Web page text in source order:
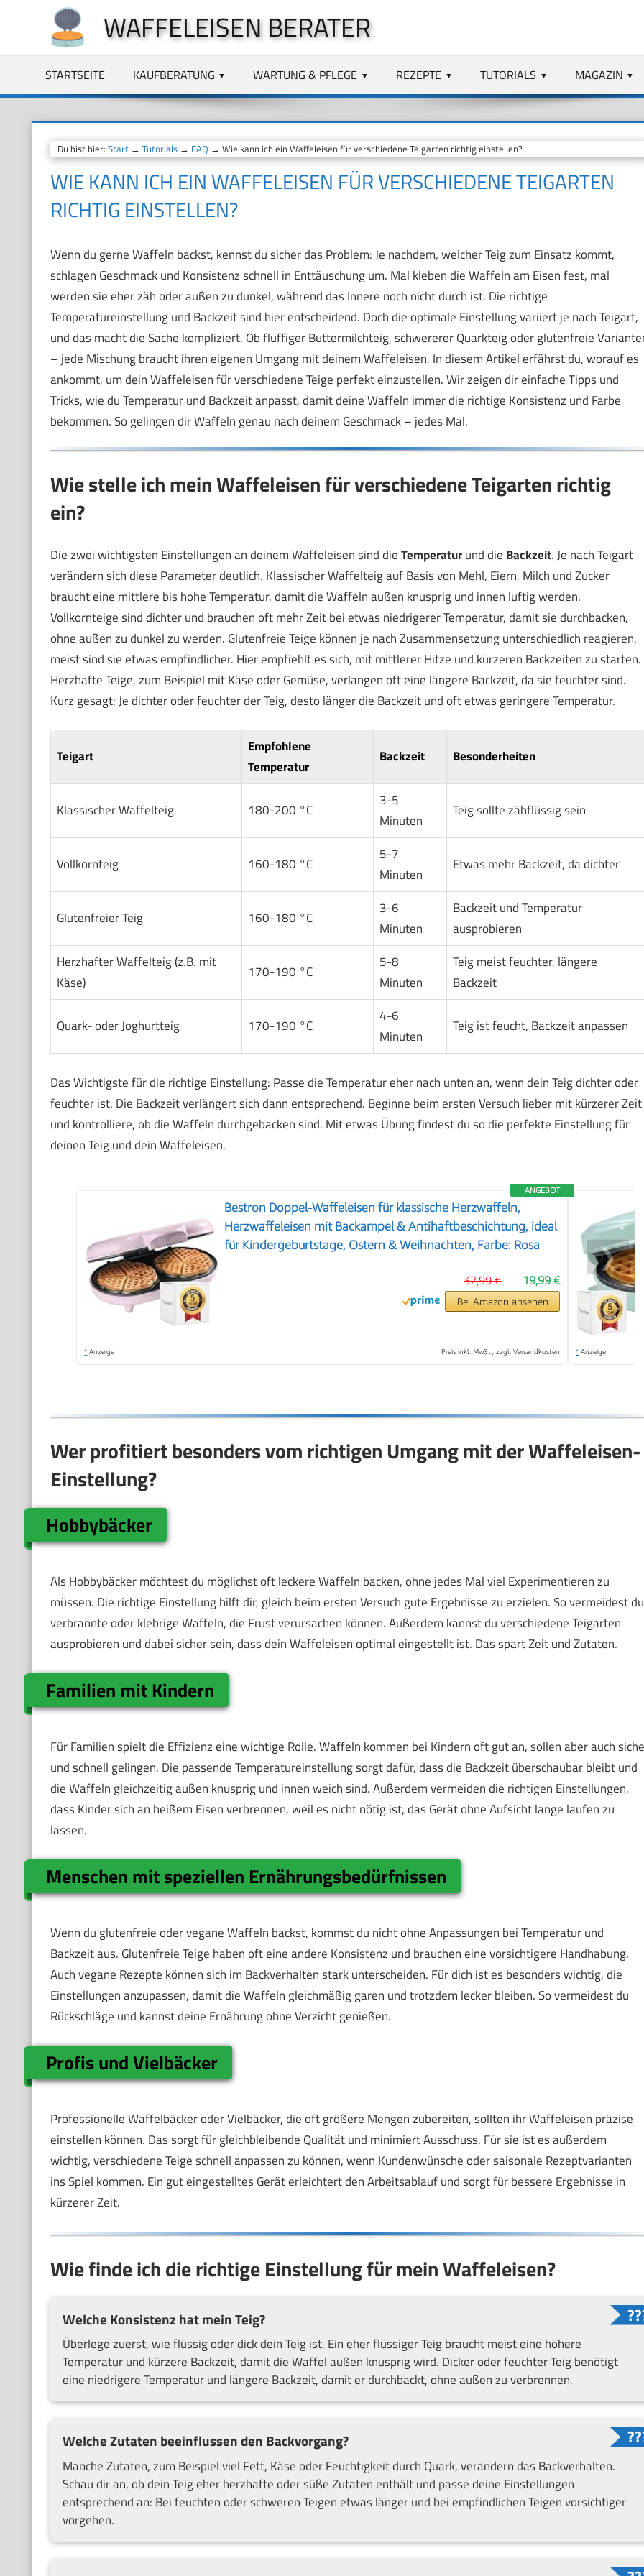
springen
WAFFELEISEN BERATER
STARTSEITE KAUFBERATUNG WARTUNG & PFLEGE REZEPTE TUTORIALS MAGAZIN
Du bist hier: Start→ Tutorials→ FAQ → Wie kann ich ein Waffeleisen für verschiedene Teigarten richtig einstellen?
WIE KANN ICH EIN WAFFELEISEN FÜR VERSCHIEDENE TEIGARTEN
RICHTIG EINSTELLEN?
Wenn du gerne Waffeln backst, kennst du sicher das Problem: Je nachdem, welcher Teig zum Einsatz kommt,
schlagen Geschmack und Konsistenz schnell in Enttäuschung um. Mal kleben die Waffeln am Eisen fest, mal
werden sie eher zäh oder außen zu dunkel, während das Innere noch nicht durch ist. Die richtige
Temperatureinstellung und Backzeit sind hier entscheidend. Doch die optimale Einstellung variiert je nach Teigart,
und das macht die Sache kompliziert. Ob fluffiger Buttermilchteig, schwererer Quarkteig oder glutenfreie
– jede Mischung braucht ihren eigenen Umgang mit deinem Waffeleisen. In diesem Artikel erfährst du, worauf es
ankommt, um dein Waffeleisen für verschiedene Teige perfekt einzustellen. Wir zeigen dir einfache Tipps und
Tricks, wie du Temperatur und Backzeit anpasst, damit deine Waffeln immer die richtige Konsistenz und Farbe
bekommen. So gelingen dir Waffeln genau nach deinem Geschmack – jedes Mal.
Wie stelle ich mein Waffeleisen für verschiedene Teigarten richtig
ein?
Die zwei wichtigsten Einstellungen an deinem Waffeleisen sind dieTemperaturund die Backzeit. Je nach Teigart
verändern sich diese Parameter deutlich. Klassischer Waffelteig auf Basis von Mehl, Eiern, Milch und Zucker
braucht eine mittlere bis hohe Temperatur, damit die Waffeln außen knusprig und innen luftig werden.
Vollkornteige sind dichter und brauchen oft mehr Zeit bei etwas niedrigerer Temperatur, damit sie durchbacken,
ohne außen zu dunkel zu werden. Glutenfreie Teige können je nach Zusammensetzung unterschiedlich reagieren,
meist sind sie etwas empfindlicher. Hier empfiehlt es sich, mit mittlerer Hitze und kürzeren Backzeiten zu starten.
Herzhafte Teige, zum Beispiel mit Käse oder Gemüse, verlangen oft eine längere Backzeit, da sie feuchter sind.
Kurz gesagt: Je dichter oder feuchter der Teig, desto länger die Backzeit und oft etwas geringere Temperatur.
Teigart
Empfohlene
Temperatur
Backzeit Besonderheiten
Klassischer Waffelteig 180-200 °C
3-5
Minuten
Teig sollte zähflüssig sein
Vollkornteig 160-180 °C
5-7
Minuten
Etwas mehr Backzeit, da dichter
Glutenfreier Teig 160-180 °C
3-6
Minuten
Backzeit und Temperatur
ausprobieren
Herzhafter Waffelteig (z.B. mit
Käse)
170-190 °C
5-8
Minuten
Teig meist feuchter, längere
Backzeit
Quark- oder Joghurtteig 170-190 °C
4-6
Minuten
Teig ist feucht, Backzeit anpassen
Das Wichtigste für die richtige Einstellung: Passe die Temperatur eher nach unten an, wenn dein Teig dichter oder
feuchter ist. Die Backzeit verlängert sich dann entsprechend. Beginne beim ersten Versuch lieber mit kürzerer Zeit
und kontrolliere, ob die Waffeln durchgebacken sind. Mit etwas Übung findest du so die perfekte Einstellung für
deinen Teig und dein Waffeleisen.
ANGEBOT
Bestron Doppel-Waffeleisen für klassische Herzwaffeln,
Herzwaffeleisen mit Backampel & Antihaftbeschichtung, ideal
für Kindergeburtstage, Ostern & Weihnachten, Farbe: Rosa
19,99 €
32,99 €
Bei Amazon ansehen
* Anzeige Preis inkl. MwSt., zzgl. Versandkosten * Anzeige
❯
Wer profitiert besonders vom richtigen Umgang mit der Waffeleisen-
Einstellung?
Hobbybäcker
Als Hobbybäcker möchtest du möglichst oft leckere Waffeln backen, ohne jedes Mal viel Experimentieren zu
müssen. Die richtige Einstellung hilft dir, gleich beim ersten Versuch gute Ergebnisse zu erzielen. So vermeidest du
verbrannte oder klebrige Waffeln, die Frust verursachen können. Außerdem kannst du verschiedene Teigarten
ausprobieren und dabei sicher sein, dass dein Waffeleisen optimal eingestellt ist. Das spart Zeit und Zutaten.
Familien mit Kindern
Für Familien spielt die Effizienz eine wichtige Rolle. Waffeln kommen bei Kindern oft gut an, sollen aber auch
und schnell gelingen. Die passende Temperatureinstellung sorgt dafür, dass die Backzeit überschaubar bleibt und
die Waffeln gleichzeitig außen knusprig und innen weich sind. Außerdem vermeiden die richtigen Einstellungen,
dass Kinder sich an heißem Eisen verbrennen, weil es nicht nötig ist, das Gerät ohne Aufsicht lange laufen zu
lassen.
Menschen mit speziellen Ernährungsbedürfnissen
Wenn du glutenfreie oder vegane Waffeln backst, kommst du nicht ohne Anpassungen bei Temperatur und
Backzeit aus. Glutenfreie Teige haben oft eine andere Konsistenz und brauchen eine vorsichtigere Handhabung.
Auch vegane Rezepte können sich im Backverhalten stark unterscheiden. Für dich ist es besonders wichtig, die
Einstellungen anzupassen, damit die Waffeln gleichmäßig garen und trotzdem lecker bleiben. So vermeidest du
Rückschläge und kannst deine Ernährung ohne Verzicht genießen.
Profis und Vielbäcker
Professionelle Waffelbäcker oder Vielbäcker, die oft größere Mengen zubereiten, sollten ihr Waffeleisen präzise
einstellen können. Das sorgt für gleichbleibende Qualität und minimiert Ausschuss. Für sie ist es außerdem
wichtig, verschiedene Teige schnell anpassen zu können, wenn Kundenwünsche oder saisonale Rezeptvarianten
ins Spiel kommen. Ein gut eingestelltes Gerät erleichtert den Arbeitsablauf und sorgt für bessere Ergebnisse in
kürzerer Zeit.
Wie finde ich die richtige Einstellung für mein Waffeleisen?
Welche Konsistenz hat mein Teig?
Überlege zuerst, wie flüssig oder dick dein Teig ist. Ein eher flüssiger Teig braucht meist eine höhere
Temperatur und kürzere Backzeit, damit die Waffel außen knusprig wird. Dicker oder feuchter Teig benötigt
eine niedrigere Temperatur und längere Backzeit, damit er durchbackt, ohne außen zu verbrennen.
Welche Zutaten beeinflussen den Backvorgang?
Manche Zutaten, zum Beispiel viel Fett, Käse oder Feuchtigkeit durch Quark, verändern das Backverhalten.
Schau dir an, ob dein Teig eher herzhafte oder süße Zutaten enthält und passe deine Einstellungen
entsprechend an: Bei feuchten oder schweren Teigen etwas länger und bei empfindlichen Teigen vorsichtiger
vorgehen.